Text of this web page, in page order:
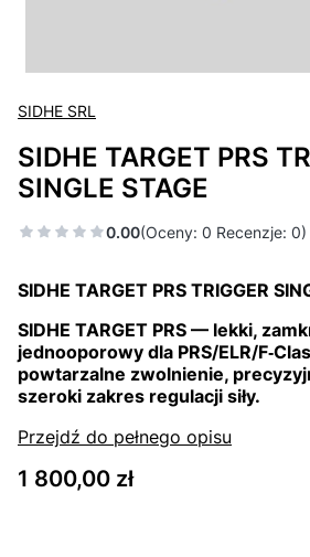
SIDHE SRL
SIDHE TARGET PRS
SINGLE STAGE
0.00(Oceny: 0 Recenzje: 0)
SIDHE TARGET PRS TRIGGER
SIDHE TARGET PRS — lekki,
jednooporowy dla PRS/ELR/
powtarzalne zwolnienie,
szeroki zakres regulacji siły.
Przejdź do pełnego opisu
Cena
1 800,00 zł